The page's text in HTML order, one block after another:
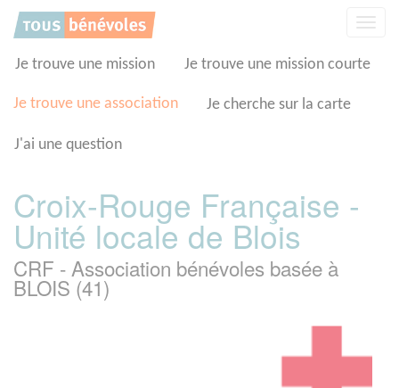
Je trouve une mission Je trouve une mission courte
Je trouve une association Je cherche sur la carte
J'ai une question
Croix-Rouge Française -
Unité locale de Blois
CRF - Association bénévoles basée à
BLOIS (41)
Panneau de gestion des cookies